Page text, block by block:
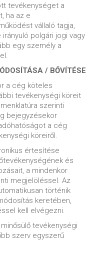
tevékenységet a
ha az e
vállaló tagja,
polgári jogi vagy
egy személy a
/ BŐVÍTÉSE
a cég köteles
tevékenységi köreit
szerinti
bejegyzésekor
a cég
köreiről.
értesítése
és
a mindenkor
megjelöléssel. Az
történik
keretében,
kell elvégezni.
tevékenységi
szerv egyszerű